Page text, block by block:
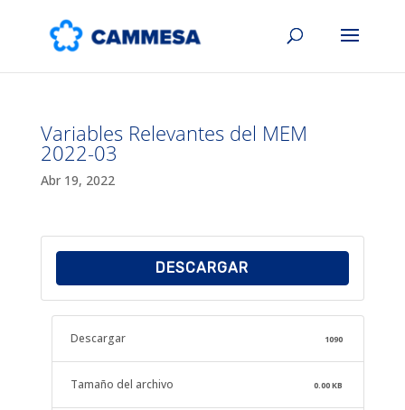
Variables Relevantes del MEM
2022-03
Abr 19, 2022
DESCARGAR
Descargar 1090
Tamaño del archivo 0.00 KB